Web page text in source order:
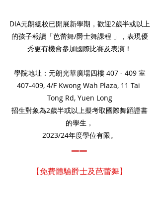
DIA元朗總校已開展新學期，歡迎2歲半或以上
的孩子報讀「芭蕾舞/爵士舞課程 」，表現優
秀更有機會參加國際比賽及表演！
學院地址：元朗光華廣場四樓 407 - 409 室
407-409, 4/F Kwong Wah Plaza, 11 Tai
Tong Rd, Yuen Long
招生對象為2歲半或以上擬考取國際舞蹈證書
的學生，
2023/24年度學位有限。
▂▂
【免費體驗爵士及芭蕾舞】